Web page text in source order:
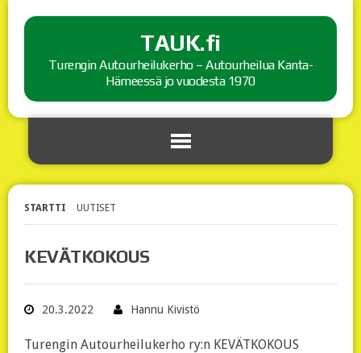
TAUK.fi
Turengin Autourheilukerho – Autourheilua Kanta-
Hämeessä jo vuodesta 1970
STARTTI UUTISET
KEVÄTKOKOUS
20.3.2022 Hannu Kivistö
Turengin Autourheilukerho ry:n KEVÄTKOKOUS